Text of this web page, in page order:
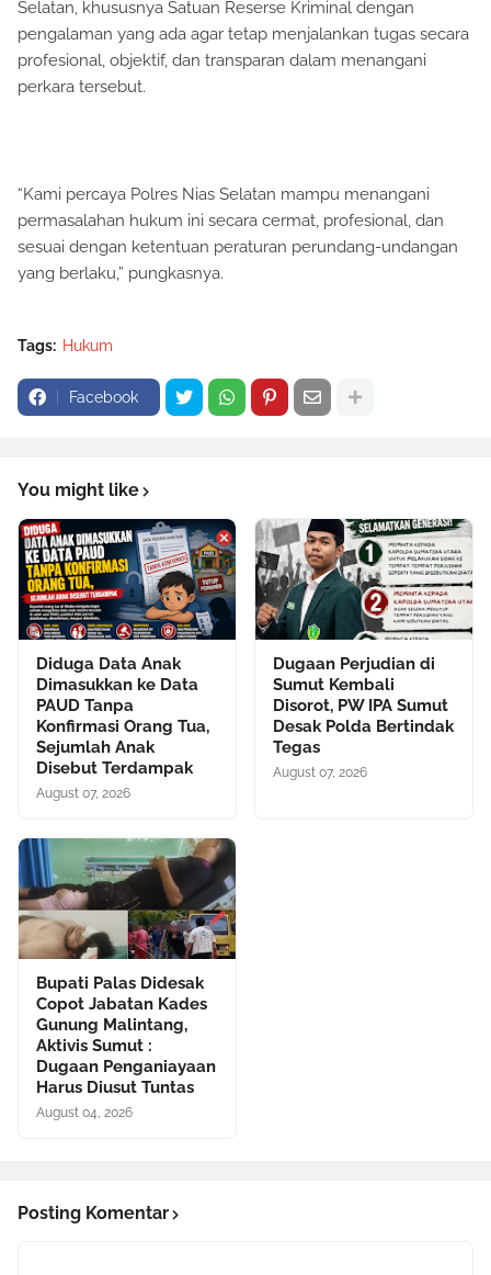
Selatan, khususnya Satuan Reserse Kriminal dengan
pengalaman yang ada agar tetap menjalankan tugas secara
profesional, objektif, dan transparan dalam menangani
perkara tersebut.
“Kami percaya Polres Nias Selatan mampu menangani
permasalahan hukum ini secara cermat, profesional, dan
sesuai dengan ketentuan peraturan perundang-undangan
yang berlaku,” pungkasnya.
Tags: Hukum
Facebook
You might like
Diduga Data Anak
Dimasukkan ke Data
PAUD Tanpa
Konfirmasi Orang Tua,
Sejumlah Anak
Disebut Terdampak
August 07, 2026
Dugaan Perjudian di
Sumut Kembali
Disorot, PW IPA Sumut
Desak Polda Bertindak
Tegas
August 07, 2026
Bupati Palas Didesak
Copot Jabatan Kades
Gunung Malintang,
Aktivis Sumut :
Dugaan Penganiayaan
Harus Diusut Tuntas
August 04, 2026
Posting Komentar